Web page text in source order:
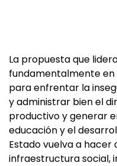
La propuesta que
fundamentalmente en
para enfrentar la
y administrar bien el
productivo y generar
educación y el
Estado vuelva a hacer
infraestructura social,